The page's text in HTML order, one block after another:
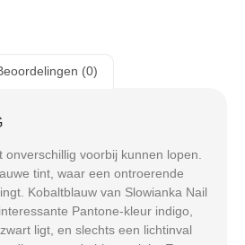
(0)
voorbij kunnen lopen.
tint, waar een ontroerende
Kobaltblauw van Slowianka Nail
Pantone-kleur indigo,
ligt, en slechts een lichtinval